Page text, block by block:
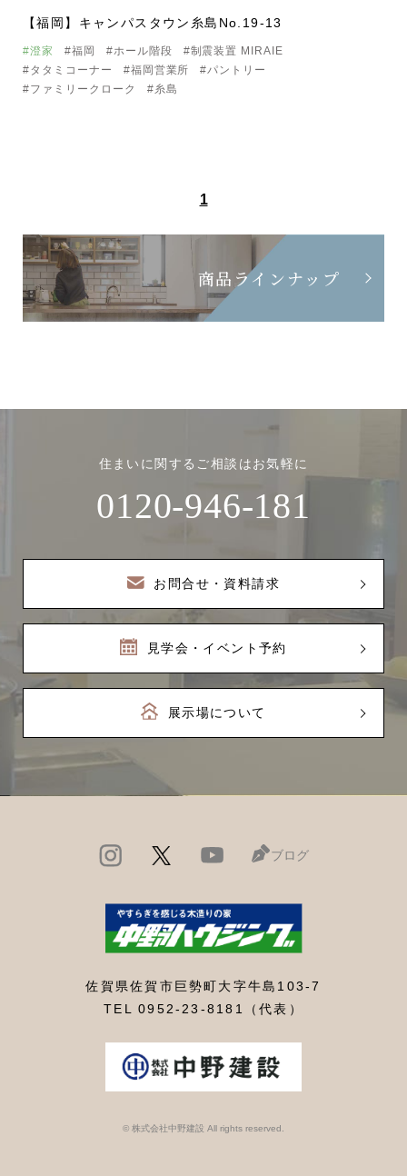
【福岡】キャンパスタウン糸島No.19-13
#澄家 #福岡 #ホール階段
#制震装置 MIRAIE
#タタミコーナー
#福岡営業所
#パントリー
#ファミリークローク
#糸島
1
商品ラインナップ
住まいに関するご相談はお気軽に
0120-946-181
お問合せ・資料請求
見学会・イベント予約
展示場について
ブログ
佐賀県佐賀市巨勢町大字牛島103-7
TEL 0952-23-8181（代表）
© 株式会社中野建設 All rights reserved.